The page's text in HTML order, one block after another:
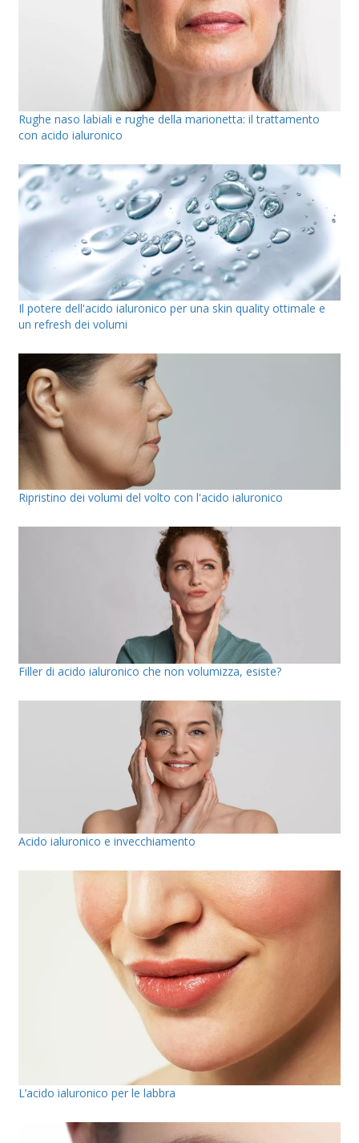
Rughe naso labiali e rughe della marionetta: il trattamento
con acido ialuronico
Il potere dell'acido ialuronico per una skin quality ottimale e
un refresh dei volumi
Ripristino dei volumi del volto con l'acido ialuronico
Filler di acido ialuronico che non volumizza, esiste?
Acido ialuronico e invecchiamento
L’acido ialuronico per le labbra